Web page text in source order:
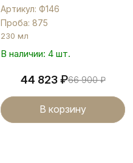
Артикул: Ф146
Проба: 875
230 мл
В наличии: 4 шт.
44 823₽66 900₽
В корзину